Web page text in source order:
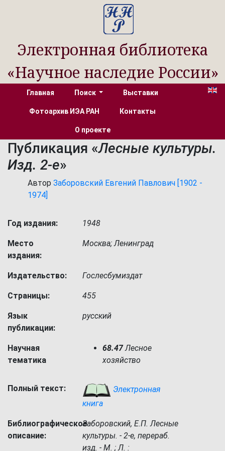
Электронная библиотека
«Научное наследие России»
Главная Поиск Выставки
Фотоархив ИЭА РАН Контакты
О проекте
Публикация «Лесные культуры.
Изд. 2-е»
Автор Заборовский Евгений Павлович [1902 -
1974]
Год издания: 1948
Место
издания:
Москва; Ленинград
Издательство: Гослесбумиздат
Страницы: 455
Язык
публикации:
русский
Научная
тематика
68.47Лесное
хозяйство
Полный текст:
Электронная
книга
Библиографическое
описание:
Заборовский, Е.П. Лесные
культуры. - 2-е, перераб.
изд. - М. ; Л. :